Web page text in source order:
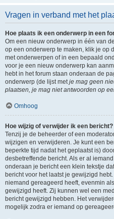
Vragen in verband met het
Hoe plaats ik een onderwerp in een
Om een nieuw onderwerp in één van
op een onderwerp te maken, klik je op
met onderwerpen of in een bepaald
voor je een nieuw onderwerp kan
hebt in het forum staan onderaan de
onderwerp (de lijst metje mag geen
plaatsen, je mag niet antwoorden op
Omhoog
Hoe wijzig of verwijder ik een bericht?
Tenzij je de beheerder of een
wijzigen en verwijderen. Je kunt een
beperkte tijd nadat het geplaatst is)
desbetreffende bericht. Als er al
onderaan je bericht een klein tekstje
bericht voor het laatst je gewijzigd
niemand gereageerd heeft, evenmin
gewijzigd heeft. Zij kunnen wel een
bericht gewijzigd hebben. Het
mogelijk zodra er iemand op